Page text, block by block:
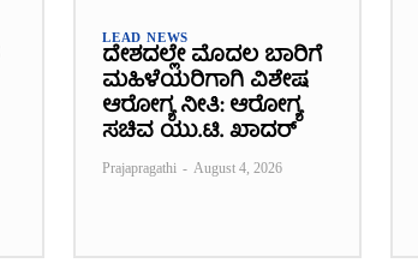
LEAD NEWS
ದೇಶದಲ್ಲೇ ಮೊದಲ ಬಾರಿಗೆ
ಮಹಿಳೆಯರಿಗಾಗಿ ವಿಶೇಷ
ಆರೋಗ್ಯ ನೀತಿ: ಆರೋಗ್ಯ
ಸಚಿವ ಯು.ಟಿ. ಖಾದರ್
Prajapragathi - August 4, 2026